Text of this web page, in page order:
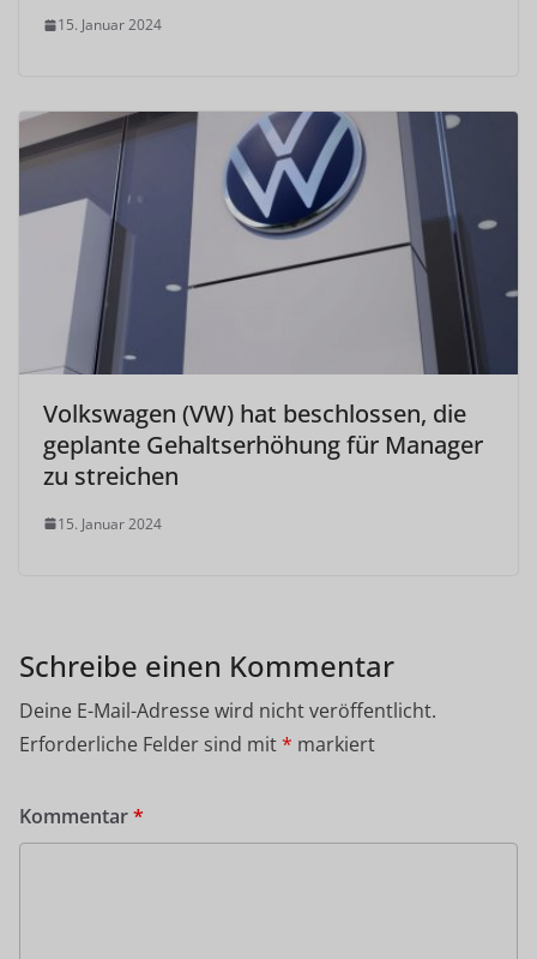
15. Januar 2024
Volkswagen (VW) hat beschlossen, die
geplante Gehaltserhöhung für Manager
zu streichen
15. Januar 2024
Schreibe einen Kommentar
Deine E-Mail-Adresse wird nicht veröffentlicht.
Erforderliche Felder sind mit* markiert
Kommentar*